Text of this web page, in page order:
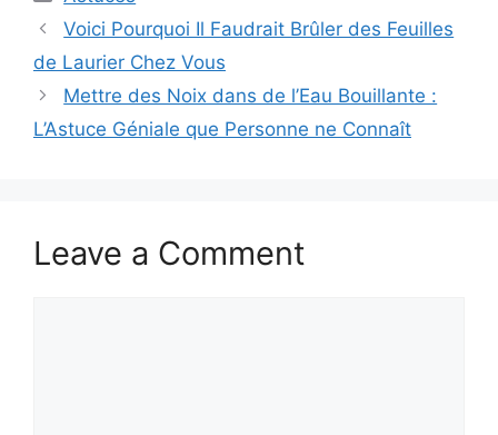
Voici Pourquoi Il Faudrait Brûler des Feuilles
de Laurier Chez Vous
Mettre des Noix dans de l’Eau Bouillante :
L’Astuce Géniale que Personne ne Connaît
Leave a Comment